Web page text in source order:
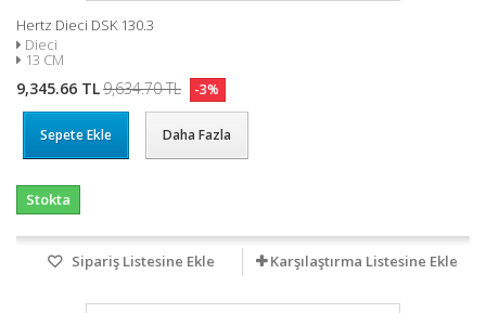
Hertz Dieci DSK 130.3
Dieci
13 CM
9,345.66 TL9,634.70 TL -3%
Sepete Ekle Daha Fazla
Stokta
Sipariş Listesine Ekle Karşılaştırma Listesine Ekle